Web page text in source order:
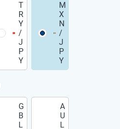
T
R
Y
/
J
P
Y
M
X
N
/
J
P
Y
G
B
L
A
U
L